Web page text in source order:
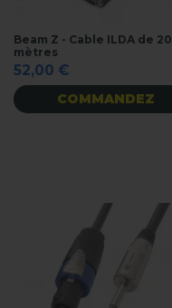
Beam Z - Cable ILDA de 20
mètres
52,00 €
COMMANDEZ